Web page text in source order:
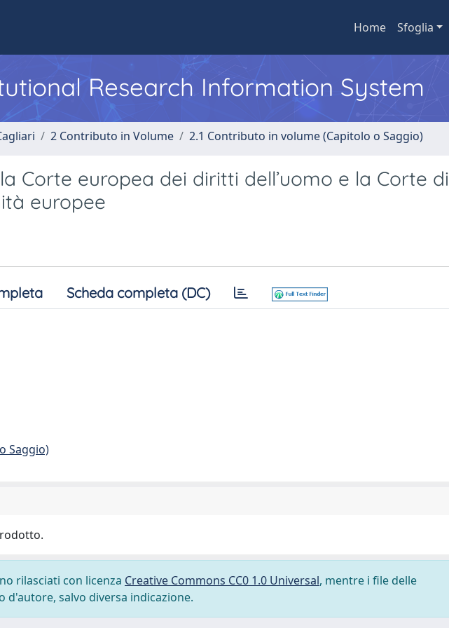
Home Sfoglia
Research Information System
2 Contributo in Volume 2.1 Contributo in volume (Capitolo o Saggio)
Corte europea dei diritti dell’uomo e la Corte di
europee
Scheda completa (DC)
Saggio)
rilasciati con licenza Creative Commons CC0 1.0 Universal, mentre i file delle
salvo diversa indicazione.